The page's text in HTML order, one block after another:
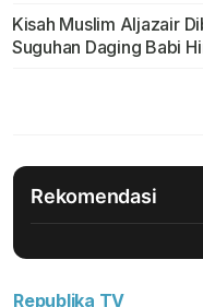
Kisah Muslim Aljazair
Suguhan Daging Babi
Rekomendasi
Republika TV